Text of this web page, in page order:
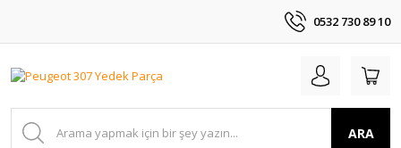
0532 730 89 10
ARA